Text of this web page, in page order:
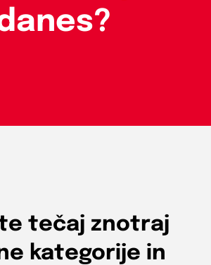
tečaj znotraj
kategorije in